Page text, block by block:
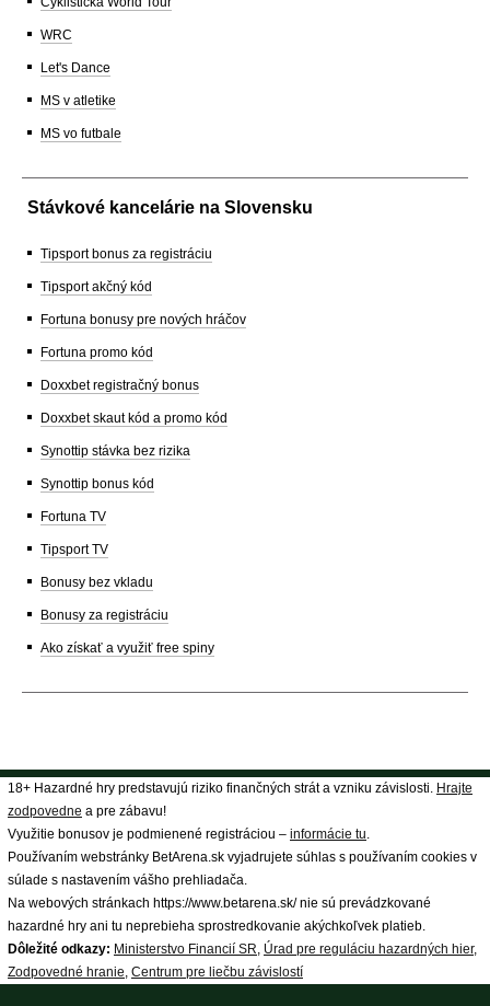
WRC
Let's Dance
MS v atletike
MS vo futbale
Stávkové kancelárie na Slovensku
Tipsport bonus za registráciu
Tipsport akčný kód
Fortuna bonusy pre nových hráčov
Fortuna promo kód
Doxxbet registračný bonus
Doxxbet skaut kód a promo kód
Synottip stávka bez rizika
Synottip bonus kód
Fortuna TV
Tipsport TV
Bonusy bez vkladu
Bonusy za registráciu
Ako získať a využiť free spiny
18+ Hazardné hry predstavujú riziko finančných strát a vzniku závislosti. Hrajte
zodpovedne a pre zábavu!
Využitie bonusov je podmienené registráciou – informácie tu.
Používaním webstránky BetArena.sk vyjadrujete súhlas s používaním cookies v
súlade s nastavením vášho prehliadača.
Na webových stránkach https://www.betarena.sk/ nie sú prevádzkované
hazardné hry ani tu neprebieha sprostredkovanie akýchkoľvek platieb.
Dôležité odkazy: Ministerstvo Financií SR, Úrad pre reguláciu hazardných hier,
Zodpovedné hranie, Centrum pre liečbu závislostí